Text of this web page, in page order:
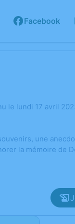
Facebook
le lundi 17 avril
une
la mémoire de